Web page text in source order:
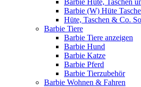
Barbie Hüte, Taschen
Barbie (W) Hüte
Hüte, Taschen & Co.
Barbie Tiere
Barbie Tiere anzeigen
Barbie Hund
Barbie Katze
Barbie Pferd
Barbie Tierzubehör
Barbie Wohnen & Fahren